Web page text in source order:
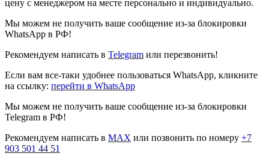
цену с менеджером на месте персонально и индивидуально.
Мы можем не получить ваше сообщение из-за блокировки
WhatsApp в РФ!
Рекомендуем написать в Telegram или перезвонить!
Если вам все-таки удобнее пользоваться WhatsApp, кликните
на ссылку: перейти в WhatsApp
Мы можем не получить ваше сообщение из-за блокировки
Telegram в РФ!
Рекомендуем написать в MAX или позвонить по номеру +7
903 501 44 51